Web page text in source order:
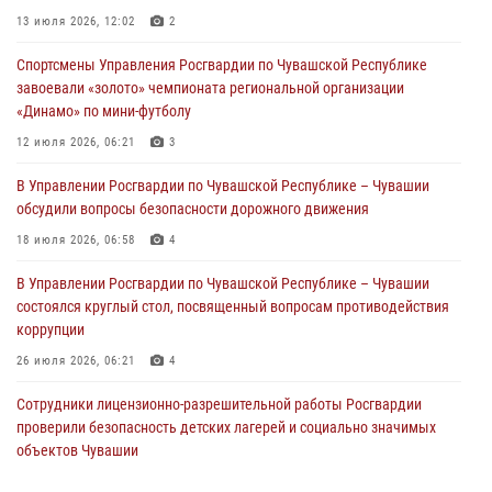
В Ядрине сотрудники Росгвардии задержали подозреваемого в
01 августа 2026, 06:12
1 августа – День дежурной службы войск национальной гвардии
Российской Федерации
Директор Росгвардии Герой России генерал армии Виктор Золотов
поздравил специалистов подразделений тыла с профессиональным
01 августа 2026, 00:01
13 июля 2026, 12:02 2
Спортсмены Управления Росгвардии по Чувашской Республике
завоевали «золото» чемпионата региональной организации
«Динамо» по мини-футболу
12 июля 2026, 06:21 3
В Управлении Росгвардии по Чувашской Республике – Чувашии
обсудили вопросы безопасности дорожного движения
18 июля 2026, 06:58 4
В Управлении Росгвардии по Чувашской Республике – Чувашии
состоялся круглый стол, посвященный вопросам противодействия
коррупции
26 июля 2026, 06:21 4
Сотрудники лицензионно-разрешительной работы Росгвардии
проверили безопасность детских лагерей и социально значимых
объектов Чувашии